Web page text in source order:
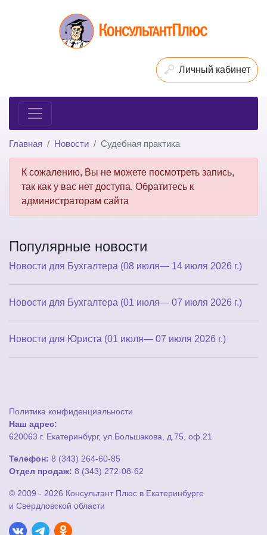
Личный кабинет
Главная Новости Судебная практика
К сожалению, Вы не можете посмотреть запись,
так как у вас нет доступа. Обратитесь к
администраторам сайта
Популярные новости
Новости для Бухгалтера (08 июля— 14 июля 2026 г.)
Новости для Бухгалтера (01 июля— 07 июля 2026 г.)
Новости для Юриста (01 июля— 07 июля 2026 г.)
Политика конфиденциальности
Наш адрес:
620063 г. Екатеринбург, ул.Большакова, д.75, оф.21
Телефон: 8 (343) 264-60-85
Отдел продаж: 8 (343) 272-08-62
© 2009 - 2026 Консультант Плюс в Екатеринбурге
и Свердловской области